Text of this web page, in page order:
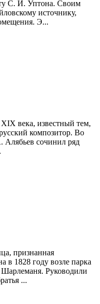
С. И. Уптона. Своим
источнику,
Э...
века, известный тем,
композитор. Во
сочинил ряд
признанная
в 1828 году возле парка
Руководили
...